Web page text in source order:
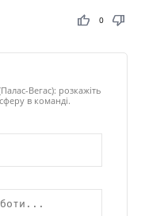
thumb_up thumb_down
0
Вегас): розкажіть
в команді.